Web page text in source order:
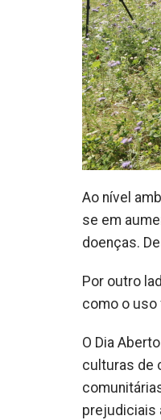
Ao nível
se em
doenças.
Por outro
como o uso
O Dia
culturas de
prejudiciais